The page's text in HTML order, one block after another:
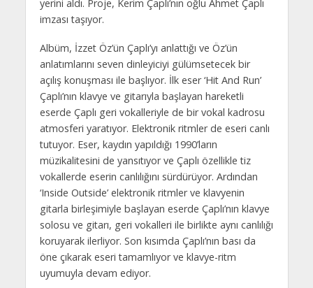
yerini aldı. Proje, Kerim Çaplı’nın oğlu Ahmet Çaplı
imzası taşıyor.
Albüm, İzzet Öz’ün Çaplı’yı anlattığı ve Öz’ün
anlatımlarını seven dinleyiciyi gülümsetecek bir
açılış konuşması ile başlıyor. İlk eser ‘Hit And Run’
Çaplı’nın klavye ve gitarıyla başlayan hareketli
eserde Çaplı geri vokalleriyle de bir vokal kadrosu
atmosferi yaratıyor. Elektronik ritmler de eseri canlı
tutuyor. Eser, kaydın yapıldığı 1990’ların
müzikalitesini de yansıtıyor ve Çaplı özellikle tiz
vokallerde eserin canlılığını sürdürüyor. Ardından
‘Inside Outside’ elektronik ritmler ve klavyenin
gitarla birleşimiyle başlayan eserde Çaplı’nın klavye
solosu ve gitarı, geri vokalleri ile birlikte aynı canlılığı
koruyarak ilerliyor. Son kısımda Çaplı’nın bası da
öne çıkarak eseri tamamlıyor ve klavye-ritm
uyumuyla devam ediyor.